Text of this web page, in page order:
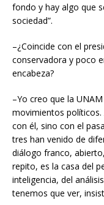
fondo y hay algo que
sociedad”.
–¿Coincide con el
conservadora y poco
encabeza?
–Yo creo que la
movimientos
con él, sino con el
tres han venido de
diálogo franco,
repito, es la casa del
inteligencia, del
tenemos que ver,